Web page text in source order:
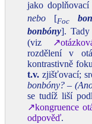
jako
nebo [Foc
bonbóny]. Tady
(viz
rozdělení v
kontrastivně
t.v. zjišťovací;
bonbóny? –
se tudíž liší
↗kongruence
odpověď.